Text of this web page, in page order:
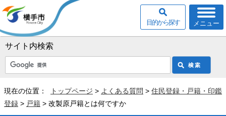
サイト内検索
メニュー
目的から探す
現在の位置： トップページ > よくある質問 > 住民登録・戸籍・印鑑
登録 > 戸籍 > 改製原戸籍とは何ですか